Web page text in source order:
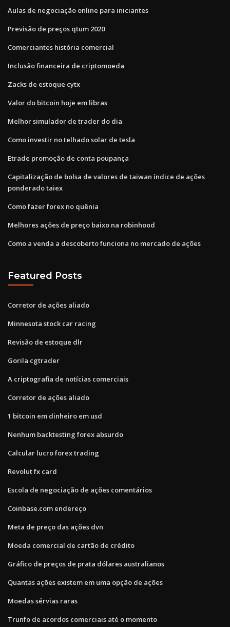
Aulas de negociação online para iniciantes
Previsão de preços qtum 2020
Comerciantes história comercial
Inclusão financeira de criptomoeda
Zacks de estoque cytx
Valor do bitcoin hoje em libras
Melhor simulador de trader do dia
Como investir no telhado solar de tesla
Etrade promoção de conta poupança
Capitalização de bolsa de valores de taiwan índice de ações
ponderado taiex
Como fazer forex no quênia
Melhores ações de preço baixo na robinhood
Como a venda a descoberto funciona no mercado de ações
Featured Posts
Corretor de ações aliado
Minnesota stock car racing
Revisão de estoque dlr
Gorila cgtrader
A criptografia de notícias comerciais
Corretor de ações aliado
1 bitcoin em dinheiro em usd
Nenhum backtesting forex absurdo
Calcular lucro forex trading
Revolut fx card
Escola de negociação de ações comentários
Coinbase.com endereço
Meta de preço das ações dvn
Moeda comercial de cartão de crédito
Gráfico de preços de prata dólares australianos
Quantas ações existem em uma opção de ações
Moedas sérvias raras
Trunfo de acordos comerciais até o momento